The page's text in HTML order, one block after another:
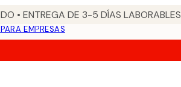
• ENTREGA DE 3-5 DÍAS LABORABLES
PARA EMPRESAS